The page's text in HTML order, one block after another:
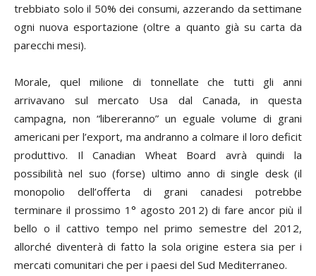
trebbiato solo il 50% dei consumi, azzerando da settimane
ogni nuova esportazione (oltre a quanto già su carta da
parecchi mesi).
Morale, quel milione di tonnellate che tutti gli anni
arrivavano sul mercato Usa dal Canada, in questa
campagna, non “libereranno” un eguale volume di grani
americani per l’export, ma andranno a colmare il loro deficit
produttivo. Il Canadian Wheat Board avrà quindi la
possibilità nel suo (forse) ultimo anno disingle desk(il
monopolio dell’offerta di grani canadesi potrebbe
terminare il prossimo 1° agosto 2012) di fare ancor più il
bello o il cattivo tempo nel primo semestre del 2012,
allorché diventerà di fatto la sola origine estera sia per i
mercati comunitari che per i paesi del Sud Mediterraneo.